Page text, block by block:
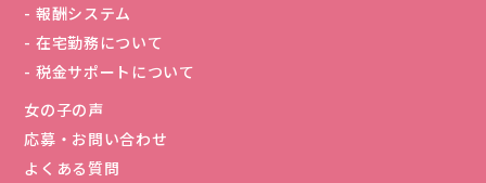
報酬システム
在宅勤務について
税金サポートについて
女の子の声
応募・お問い合わせ
よくある質問